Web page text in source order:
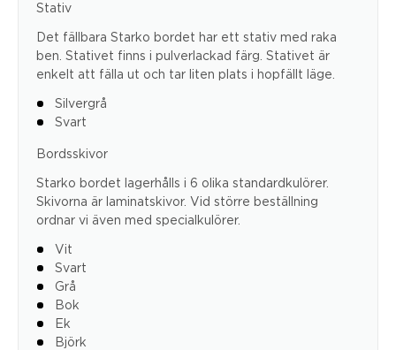
Stativ
Det fällbara Starko bordet har ett stativ med raka
ben. Stativet finns i pulverlackad färg. Stativet är
enkelt att fälla ut och tar liten plats i hopfällt läge.
Silvergrå
Svart
Bordsskivor
Starko bordet lagerhålls i 6 olika standardkulörer.
Skivorna är laminatskivor. Vid större beställning
ordnar vi även med specialkulörer.
Vit
Svart
Grå
Bok
Ek
Björk